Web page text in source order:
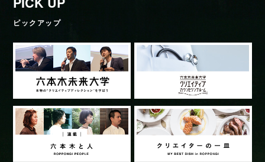
ピックアップ